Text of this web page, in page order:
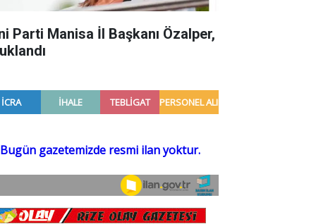
Parti Manisa İl Başkanı Özalper,